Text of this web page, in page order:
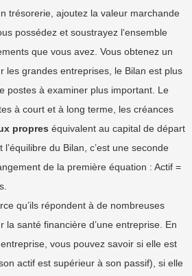
trésorerie, ajoutez la valeur marchande
possédez et soustrayez l‘ensemble
que vous avez. Vous obtenez un
les grandes entreprises, le Bilan est plus
postes à examiner plus important. Le
à court et à long terme, les créances
propres équivalent au capital de départ
l’équilibre du Bilan, c’est une seconde
de la première équation : Actif =
qu’ils répondent à de nombreuses
la santé financière d’une entreprise. En
vous pouvez savoir si elle est
actif est supérieur à son passif), si elle